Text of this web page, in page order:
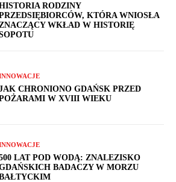
RODZINY
KTÓRA WNIOSŁA
ZNACZĄCY WKŁAD W HISTORIĘ
CHRONIONO GDAŃSK PRZED
W XVIII WIEKU
LAT POD WODĄ: ZNALEZISKO
BADACZY W MORZU